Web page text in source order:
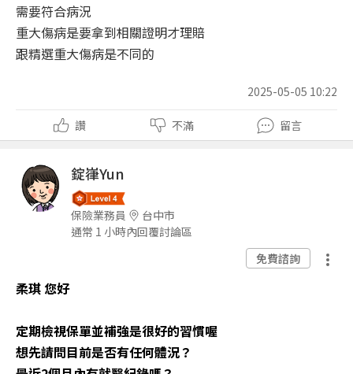
需要符合病況
重大傷病是要拿到相關證明才理賠
跟精選重大傷病是不同的
2025-05-05 10:22
讚 不滿 留言
錠嵂Yun
保險業務員
台中市
通常 1 小時內回覆討論區
免費諮詢
柔琪 您好
定期檢視保單並補強是很好的習慣喔
想先請問目前是否有任何體況？